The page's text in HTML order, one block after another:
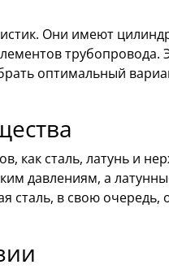
Они имеют
трубопровода.
оптимальный
как сталь, латунь и
давлениям, а
в свою очередь,